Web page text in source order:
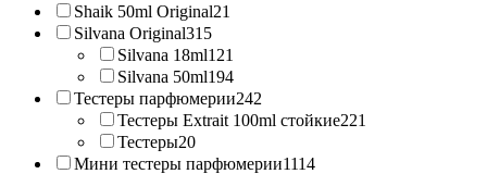
Shaik 50ml Original21
Silvana Original315
Silvana 18ml121
Silvana 50ml194
Тестеры парфюмерии242
Тестеры Extrait 100ml стойкие221
Тестеры20
Мини тестеры парфюмерии1114